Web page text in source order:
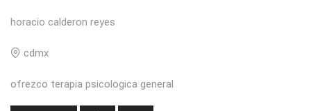
horacio calderon reyes
cdmx
ofrezco terapia psicologica general